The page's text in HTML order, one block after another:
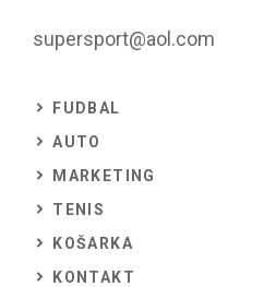
supersport@aol.com
FUDBAL
AUTO
MARKETING
TENIS
KOŠARKA
KONTAKT